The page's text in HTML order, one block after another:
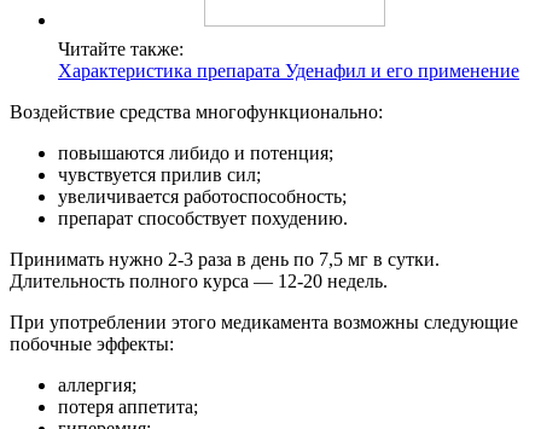
Читайте также:
Характеристика препарата Уденафил и его применение
Воздействие средства многофункционально:
повышаются либидо и потенция;
чувствуется прилив сил;
увеличивается работоспособность;
препарат способствует похудению.
Принимать нужно 2-3 раза в день по 7,5 мг в сутки.
Длительность полного курса — 12-20 недель.
При употреблении этого медикамента возможны следующие
побочные эффекты:
аллергия;
потеря аппетита;